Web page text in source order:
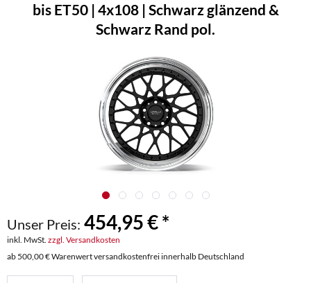
bis ET50 | 4x108 | Schwarz glänzend &
Schwarz Rand pol.
Unser Preis: 454,95 € *
inkl. MwSt. zzgl. Versandkosten
ab 500,00 € Warenwert versandkostenfrei innerhalb Deutschland